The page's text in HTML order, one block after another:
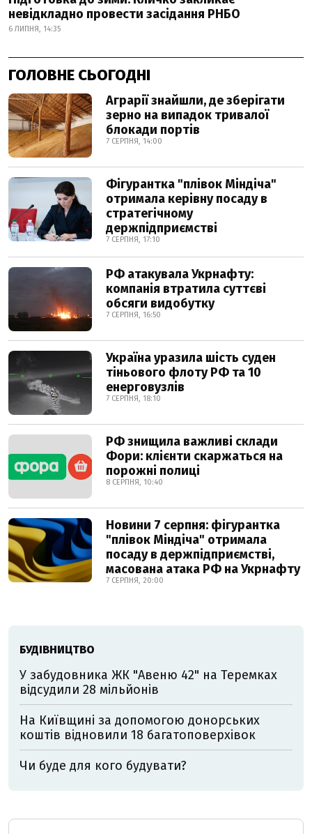
невідкладно провести засідання РНБО
6 ЛИПНЯ, 14:35
ГОЛОВНЕ СЬОГОДНІ
Аграрії знайшли, де зберігати
зерно на випадок тривалої
блокади портів
7 СЕРПНЯ, 14:00
Фігурантка "плівок Міндіча"
отримала керівну посаду в
стратегічному
держпідприємстві
7 СЕРПНЯ, 17:10
РФ атакувала Укрнафту:
компанія втратила суттєві
обсяги видобутку
7 СЕРПНЯ, 16:50
Україна уразила шість суден
тіньового флоту РФ та 10
енерговузлів
7 СЕРПНЯ, 18:10
РФ знищила важливі склади
Фори: клієнти скаржаться на
порожні полиці
8 СЕРПНЯ, 10:40
Новини 7 серпня: фігурантка
"плівок Міндіча" отримала
посаду в держпідприємстві,
масована атака РФ на Укрнафту
7 СЕРПНЯ, 20:00
БУДІВНИЦТВО
У забудовника ЖК "Авеню 42" на Теремках
відсудили 28 мільйонів
На Київщині за допомогою донорських
коштів відновили 18 багатоповерхівок
Чи буде для кого будувати?